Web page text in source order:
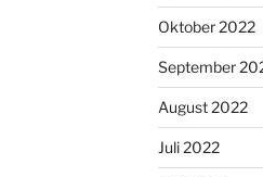
Oktober 2022
September
August 2022
Juli 2022